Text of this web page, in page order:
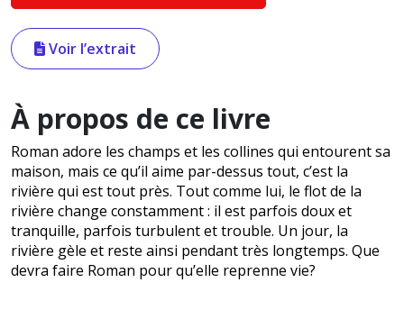
Voir l’extrait
À propos de ce livre
Roman adore les champs et les collines qui entourent sa
maison, mais ce qu’il aime par-dessus tout, c’est la
rivière qui est tout près. Tout comme lui, le flot de la
rivière change constamment : il est parfois doux et
tranquille, parfois turbulent et trouble. Un jour, la
rivière gèle et reste ainsi pendant très longtemps. Que
devra faire Roman pour qu’elle reprenne vie?